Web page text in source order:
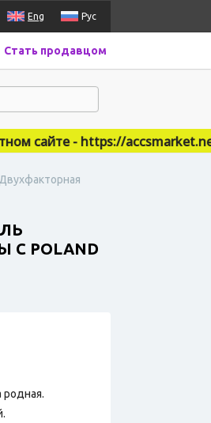
Eng Рус
Стать продавцом
сайте - https://accsmarket.news
POLAND